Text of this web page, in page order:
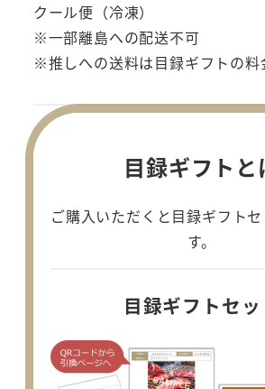
クール便（冷凍）
※一部離島への配送不可
※推しへの送料は目録ギフトの料
目録ギフトと
ご購入いただくと目録ギフト
す。
目録ギフトセッ